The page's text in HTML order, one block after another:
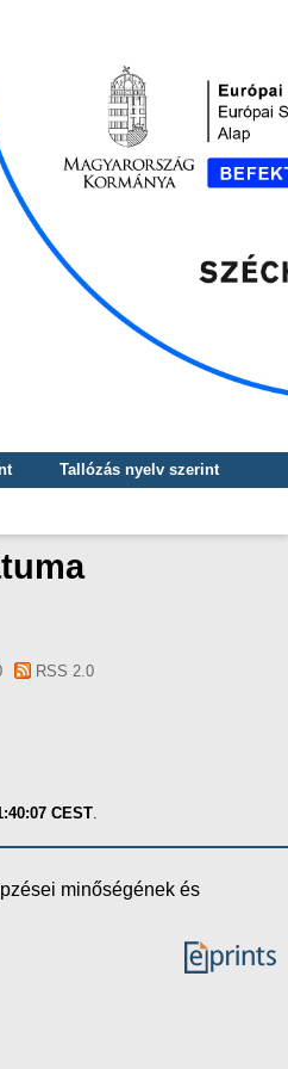
Tallózás nyelv szerint
RSS 2.0
CEST
minőségének és